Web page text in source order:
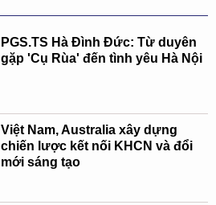
PGS.TS Hà Đình Đức: Từ duyên
gặp 'Cụ Rùa' đến tình yêu Hà Nội
Việt Nam, Australia xây dựng
chiến lược kết nối KHCN và đổi
mới sáng tạo